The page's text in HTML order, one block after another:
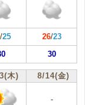
/25 26/23
30
木) 8/14(金)
-